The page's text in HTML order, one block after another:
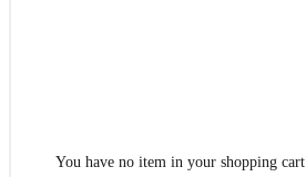
You have no item in your shopping cart